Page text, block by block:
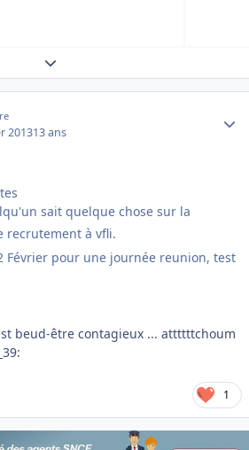
Expand topic overview
201313 ans
sait quelque chose sur la
recrutement à vfli.
Février pour une journée reunion, test
beud-être contagieux ... attttttchoum
1